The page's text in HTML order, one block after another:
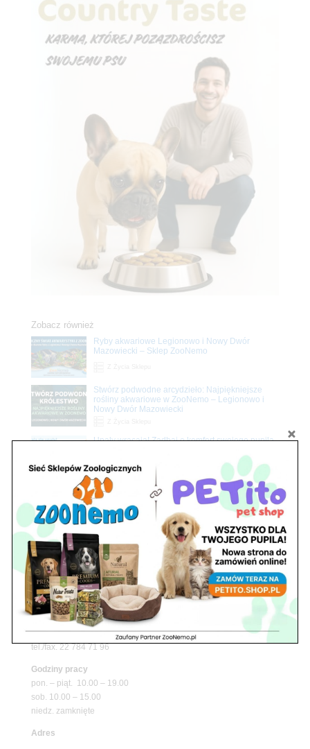
Zobacz również
Ryby akwariowe Legionowo i Nowy Dwór
Mazowiecki – Sklep ZooNemo
Stwórz podwodne arcydzieło: Najpiękniejsze
rośliny akwariowe w ZooNemo – Legionowo i
Nowy Dwór Mazowiecki
Promocje
Upały wracają! Zadbaj o komfort swojego pupila
Z Życia Sklepu
Petito Pet Shop – Internetowy Sklep Zoologiczny
Online! Wszystko Dla Twojego Pupila | ZooNemo
Znajdź nas
Adres
05-120 Legionowo
ul. Piłsudskiego 31,
pawilon 134
tel./fax. 22 784 71 96
Godziny pracy
pon. – piąt. 10.00 – 19.00
sob. 10.00 – 15.00
niedz. zamknięte
Adres